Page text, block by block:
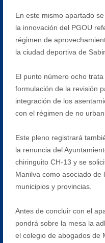
En este mismo apartado
la innovación del PGOU
régimen de
la ciudad deportiva de
El punto número ocho
formulación de la revisión
integración de los
con el régimen de no
Este pleno registrará
la renuncia del
chiringuito CH-13 y se
Manilva como asociado de
municipios y provincias.
Antes de concluir con el
pondrá sobre la mesa la
el colegio de abogados de